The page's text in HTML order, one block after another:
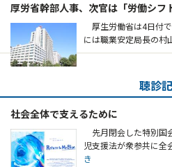
厚労省幹部人事、次官は「労働シフ
厚生労働省は4日付
には職業安定局長の村
聴診記
社会全体で支えるために
先月閉会した特別国
児支援法が衆参共に全
き